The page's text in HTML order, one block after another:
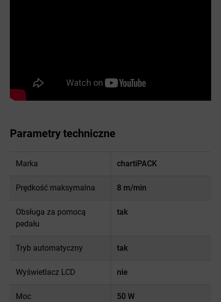
Parametry techniczne
Marka chartiPACK
Prędkość maksymalna 8 m/min
Obsługa za pomocą
pedału
tak
Tryb automatyczny tak
Wyświetlacz LCD nie
Moc 50 W